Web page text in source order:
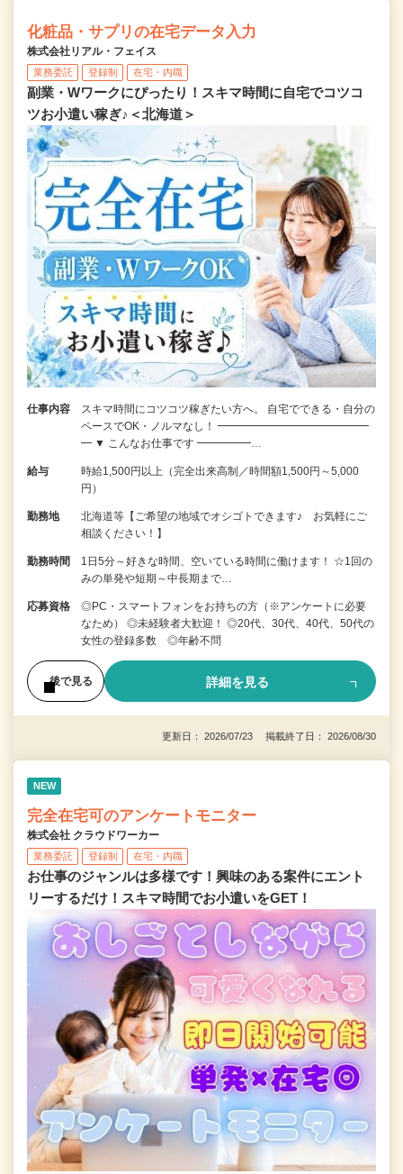
化粧品・サプリの在宅データ入力
株式会社リアル・フェイス
業務委託 登録制 在宅・内職
副業・Wワークにぴったり！スキマ時間に自宅でコツコ
ツお小遣い稼ぎ♪＜北海道＞
仕事内容
スキマ時間にコツコツ稼ぎたい方へ。 自宅でできる・自分の
ペースでOK・ノルマなし！ ━━━━━━━━━━━━━━
━ ▼ こんなお仕事です ━━━━━…
給与
時給1,500円以上（完全出来高制／時間額1,500円～5,000
円）
勤務地
北海道等【ご希望の地域でオシゴトできます♪ お気軽にご
相談ください！】
勤務時間
1日5分～好きな時間、空いている時間に働けます！ ☆1回の
みの単発や短期～中長期まで…
応募資格
◎PC・スマートフォンをお持ちの方（※アンケートに必要
なため） ◎未経験者大歓迎！ ◎20代、30代、40代、50代の
女性の登録多数 ◎年齢不問
後で見る 詳細を見る
更新日： 2026/07/23 掲載終了日： 2026/08/30
NEW
完全在宅可のアンケートモニター
株式会社 クラウドワーカー
業務委託 登録制 在宅・内職
お仕事のジャンルは多様です！興味のある案件にエント
リーするだけ！スキマ時間でお小遣いをGET！